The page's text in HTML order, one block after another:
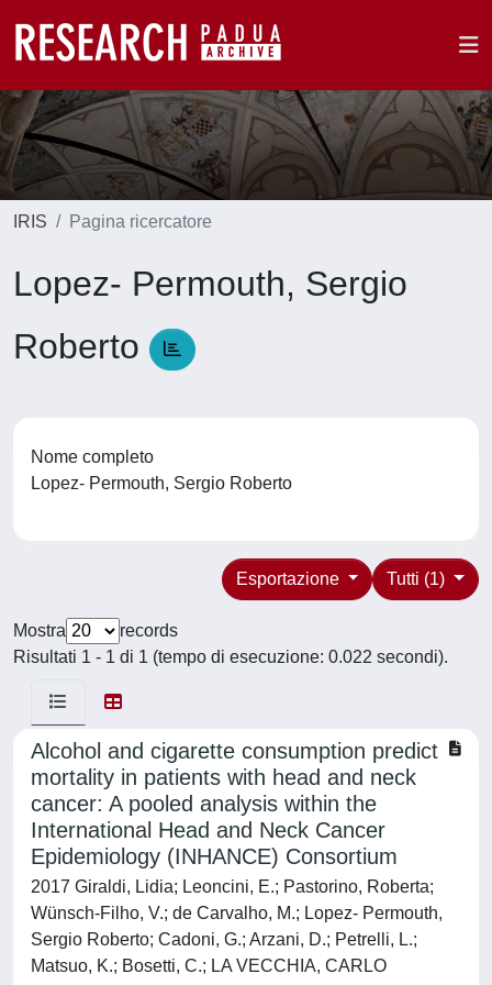
IRIS Pagina ricercatore
Lopez- Permouth, Sergio
Roberto
Nome completo
Lopez- Permouth, Sergio Roberto
Tutti (1)
Esportazione
Mostra
records
Risultati 1 - 1 di 1 (tempo di esecuzione: 0.022 secondi).
Alcohol and cigarette consumption predict
mortality in patients with head and neck
cancer: A pooled analysis within the
International Head and Neck Cancer
Epidemiology (INHANCE) Consortium
2017 Giraldi, Lidia; Leoncini, E.; Pastorino, Roberta;
Wünsch-Filho, V.; de Carvalho, M.; Lopez- Permouth,
Sergio Roberto; Cadoni, G.; Arzani, D.; Petrelli, L.;
Matsuo, K.; Bosetti, C.; LA VECCHIA, CARLO